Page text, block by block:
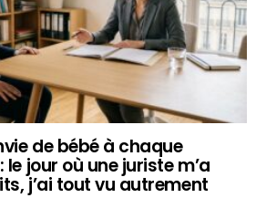
de bébé à chaque
le jour où une juriste m’a
j’ai tout vu autrement